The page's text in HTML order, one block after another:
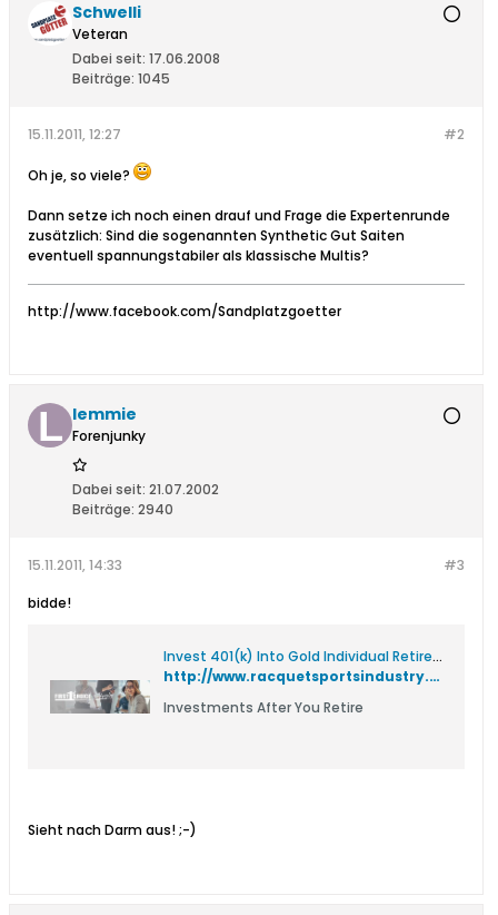
Schwelli
Veteran
Dabei seit: 17.06.2008
Beiträge: 1045
#2
15.11.2011, 12:27
Oh je, so viele?
Dann setze ich noch einen drauf und Frage die Expertenrunde
zusätzlich: Sind die sogenannten Synthetic Gut Saiten
eventuell spannungstabiler als klassische Multis?
http://www.facebook.com/Sandplatzgoetter
lemmie
Forenjunky
Dabei seit: 21.07.2002
Beiträge: 2940
#3
15.11.2011, 14:33
bidde!
Invest 401(k) Into Gold Individual Retirement Accounts - Investments After You Retire
http://www.racquetsportsindustry.com/articles/2011/01/3_string_selector_2011.html
Investments After You Retire
Sieht nach Darm aus! ;-)